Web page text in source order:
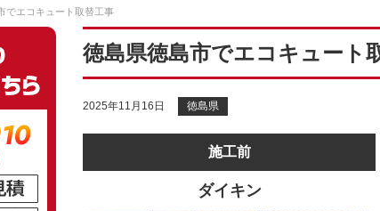
でエコキュート取替工事
徳島県徳島市でエコキュート
2025年11月16日 徳島県
施工前
ダイキン